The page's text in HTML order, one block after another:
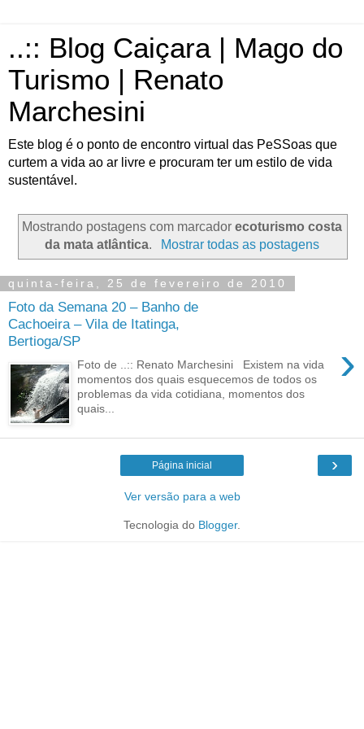
..:: Blog Caiçara | Mago do
Turismo | Renato
Marchesini
Este blog é o ponto de encontro virtual das PeSSoas que
curtem a vida ao ar livre e procuram ter um estilo de vida
sustentável.
Mostrando postagens com marcador ecoturismo costa
da mata atlântica. Mostrar todas as postagens
quinta-feira, 25 de fevereiro de 2010
Foto da Semana 20 – Banho de
Cachoeira – Vila de Itatinga,
Bertioga/SP
›
Foto de ..:: Renato Marchesini Existem na vida
momentos dos quais esquecemos de todos os
problemas da vida cotidiana, momentos dos
quais...
›
Página inicial
Ver versão para a web
Tecnologia do Blogger.